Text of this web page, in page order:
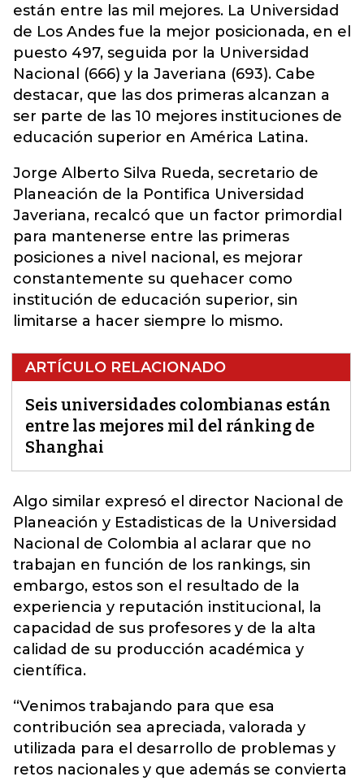
están entre las mil mejores. La Universidad
de Los Andes fue la mejor posicionada, en el
puesto 497, seguida por la Universidad
Nacional (666) y la Javeriana (693). Cabe
destacar, que las dos primeras alcanzan a
ser parte de las 10 mejores instituciones de
educación superior en América Latina.
Jorge Alberto Silva Rueda, secretario de
Planeación de la Pontifica Universidad
Javeriana, recalcó que un factor primordial
para mantenerse entre las primeras
posiciones a nivel nacional, es mejorar
constantemente su quehacer como
institución de educación superior, sin
limitarse a hacer siempre lo mismo.
ARTÍCULO RELACIONADO
Seis universidades colombianas están
entre las mejores mil del ránking de
Shanghai
Algo similar expresó el director Nacional de
Planeación y Estadisticas de la Universidad
Nacional de Colombia al aclarar que no
trabajan en función de los rankings, sin
embargo, estos son el resultado de la
experiencia y reputación institucional, la
capacidad de sus profesores y de la alta
calidad de su producción académica y
científica.
“Venimos trabajando para que esa
contribución sea apreciada, valorada y
utilizada para el desarrollo de problemas y
retos nacionales y que además se convierta